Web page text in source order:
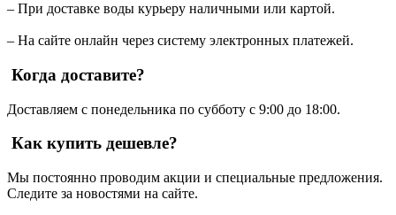
– При доставке воды курьеру наличными или картой.
– На сайте онлайн через систему электронных платежей.
Когда доставите?
Доставляем с понедельника по субботу с 9:00 до 18:00.
Как купить дешевле?
Мы постоянно проводим акции и специальные предложения.
Следите за новостями на сайте.